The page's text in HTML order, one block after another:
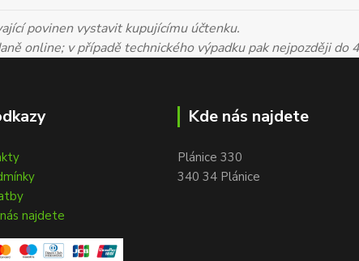
povinen vystavit kupujícímu účtenku.
online; v případě technického výpadku pak nejpozději do
najdete
Kde nás najdete
Plánice 330
340 34 Plánice